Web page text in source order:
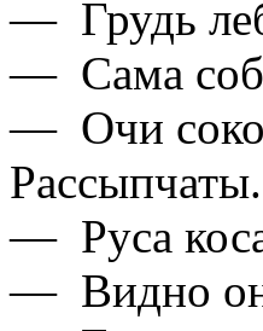
— Грудь
— Сама
— Очи
Рассыпчаты.
— Руса коса
— Видно